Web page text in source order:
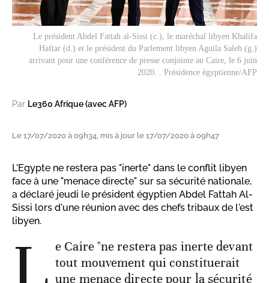
Le président Abdel Fattah al-Sissi (c.), le maréchal libyen Khalifa
Haftar (d.) et le président du Parlement libyen Aguila Saleh (g.)
arrivant pour une conférence de presse conjointe au Caire, le 6 juin
2020. . Présidence égyptienne/AFP
Par Le360 Afrique (avec AFP)
Le 17/07/2020 à 09h34, mis à jour le 17/07/2020 à 09h47
L'Egypte ne restera pas "inerte" dans le conflit libyen
face à une "menace directe" sur sa sécurité nationale,
a déclaré jeudi le président égyptien Abdel Fattah Al-
Sissi lors d'une réunion avec des chefs tribaux de l'est
libyen.
e Caire "ne restera pas inerte devant
tout mouvement qui constituerait
une menace directe pour la sécurité